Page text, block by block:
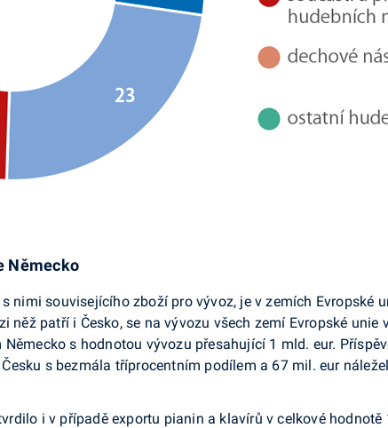
Německo
nimi souvisejícího zboží pro vývoz, je v zemích Evropské
něž patří i Česko, se na vývozu všech zemí Evropské
s hodnotou vývozu přesahující 1 mld. eur.
s bezmála tříprocentním podílem a 67 mil. eur
i v případě exportu pianin a klavírů v celkové